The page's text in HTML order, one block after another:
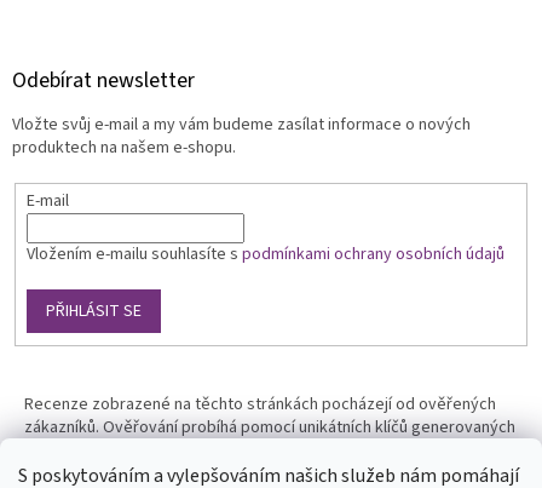
S poskytováním a vylepšováním našich služeb nám pomáhají
Odebírat newsletter
Vložte svůj e-mail a my vám budeme zasílat informace o nových
produktech na našem e-shopu.
E-mail
Vložením e-mailu souhlasíte s podmínkami ochrany osobních údajů
PŘIHLÁSIT SE
Recenze zobrazené na těchto stránkách pocházejí od ověřených
zákazníků. Ověřování probíhá pomocí unikátních klíčů generovaných